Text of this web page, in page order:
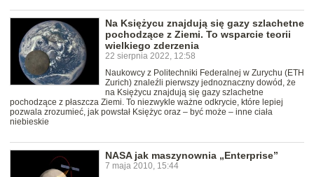
Na Księżycu znajdują się gazy szlachetne
pochodzące z Ziemi. To wsparcie teorii
wielkiego zderzenia
22 sierpnia 2022, 12:58
Naukowcy z Politechniki Federalnej w Zurychu (ETH
Zurich) znaleźli pierwszy jednoznaczny dowód, że
na Księżycu znajdują się gazy szlachetne
pochodzące z płaszcza Ziemi. To niezwykle ważne odkrycie, które lepiej
pozwala zrozumieć, jak powstał Księżyc oraz – być może – inne ciała
niebieskie
NASA jak maszynownia „Enterprise”
7 maja 2010, 15:44